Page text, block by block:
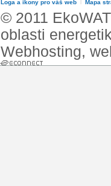
Loga a ikony pro váš web Mapa
© 2011
oblasti
Webhosting,